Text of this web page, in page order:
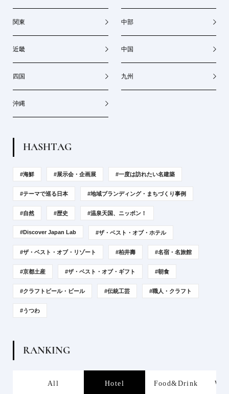
関東 中部
近畿 中国
四国 九州
沖縄
HASHTAG
#海鮮 #展示会・企画展 #一度は訪れたい名建築
#テーマで巡る日本 #地域ブランディング・まちづくり事例
#自然 #歴史 #温泉天国、ニッポン！
#Discover Japan Lab #ザ・ベスト・オブ・ホテル
#ザ・ベスト・オブ・リゾート #柏井壽 #名宿・名旅館
#京都土産 #ザ・ベスト・オブ・ギフト #朝食
#クラフトビール・ビール #伝統工芸 #職人・クラフト
#うつわ
RANKING
All Hotel Food&Drink